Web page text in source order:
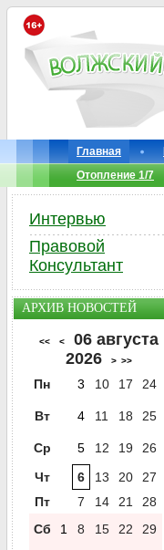
Главная
Отопление 1/7
Интервью
Правовой
Консультант
АРХИВ НОВОСТЕЙ
<< <
06 августа
2026
> >>
Пн 3 10 17 24
Вт 4 11 18 25
Ср 5 12 19
26
Чт
6 13 20
27
Пт
7 14 21
28
Сб
1 8 15 22 29